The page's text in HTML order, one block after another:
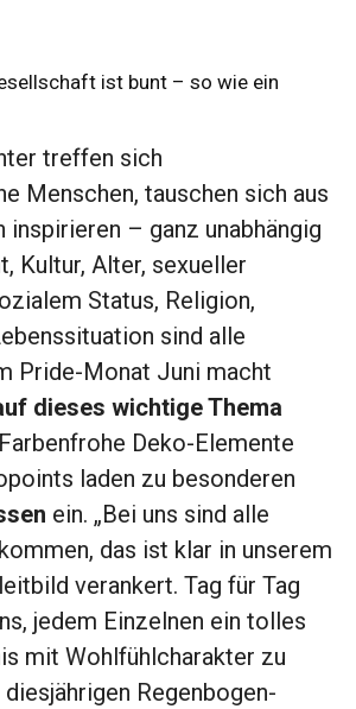
ist bunt – so wie ein
treffen sich
Menschen, tauschen sich aus
inspirieren – ganz unabhängig
Kultur, Alter, sexueller
Status, Religion,
sind alle
Pride-Monat Juni macht
dieses wichtige Thema
Farbenfrohe Deko-Elemente
laden zu besonderen
ein. „Bei uns sind alle
das ist klar in unserem
verankert. Tag für Tag
jedem Einzelnen ein tolles
mit Wohlfühlcharakter zu
Regenbogen-